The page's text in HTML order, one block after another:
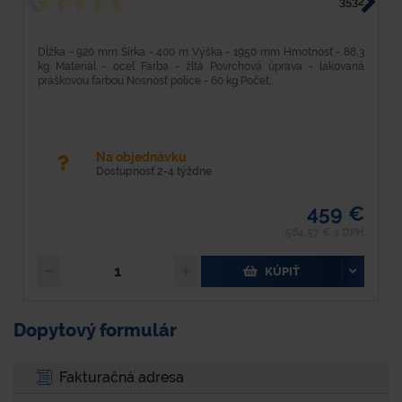
Dĺžka - 920 mm Šírka - 400 m Výška - 1950 mm Hmotnosť - 88,3
kg Materiál - oceľ Farba - žltá Povrchová úprava - lakovaná
práškovou farbou Nosnosť police - 60 kg Počet...
Na objednávku
Dostupnosť 2-4 týždne
459 €
KÚPIŤ
Dopytový formulár
Fakturačná adresa